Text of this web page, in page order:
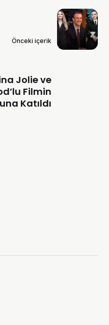
Önceki içerik
Jolie ve
Filmin
Katıldı